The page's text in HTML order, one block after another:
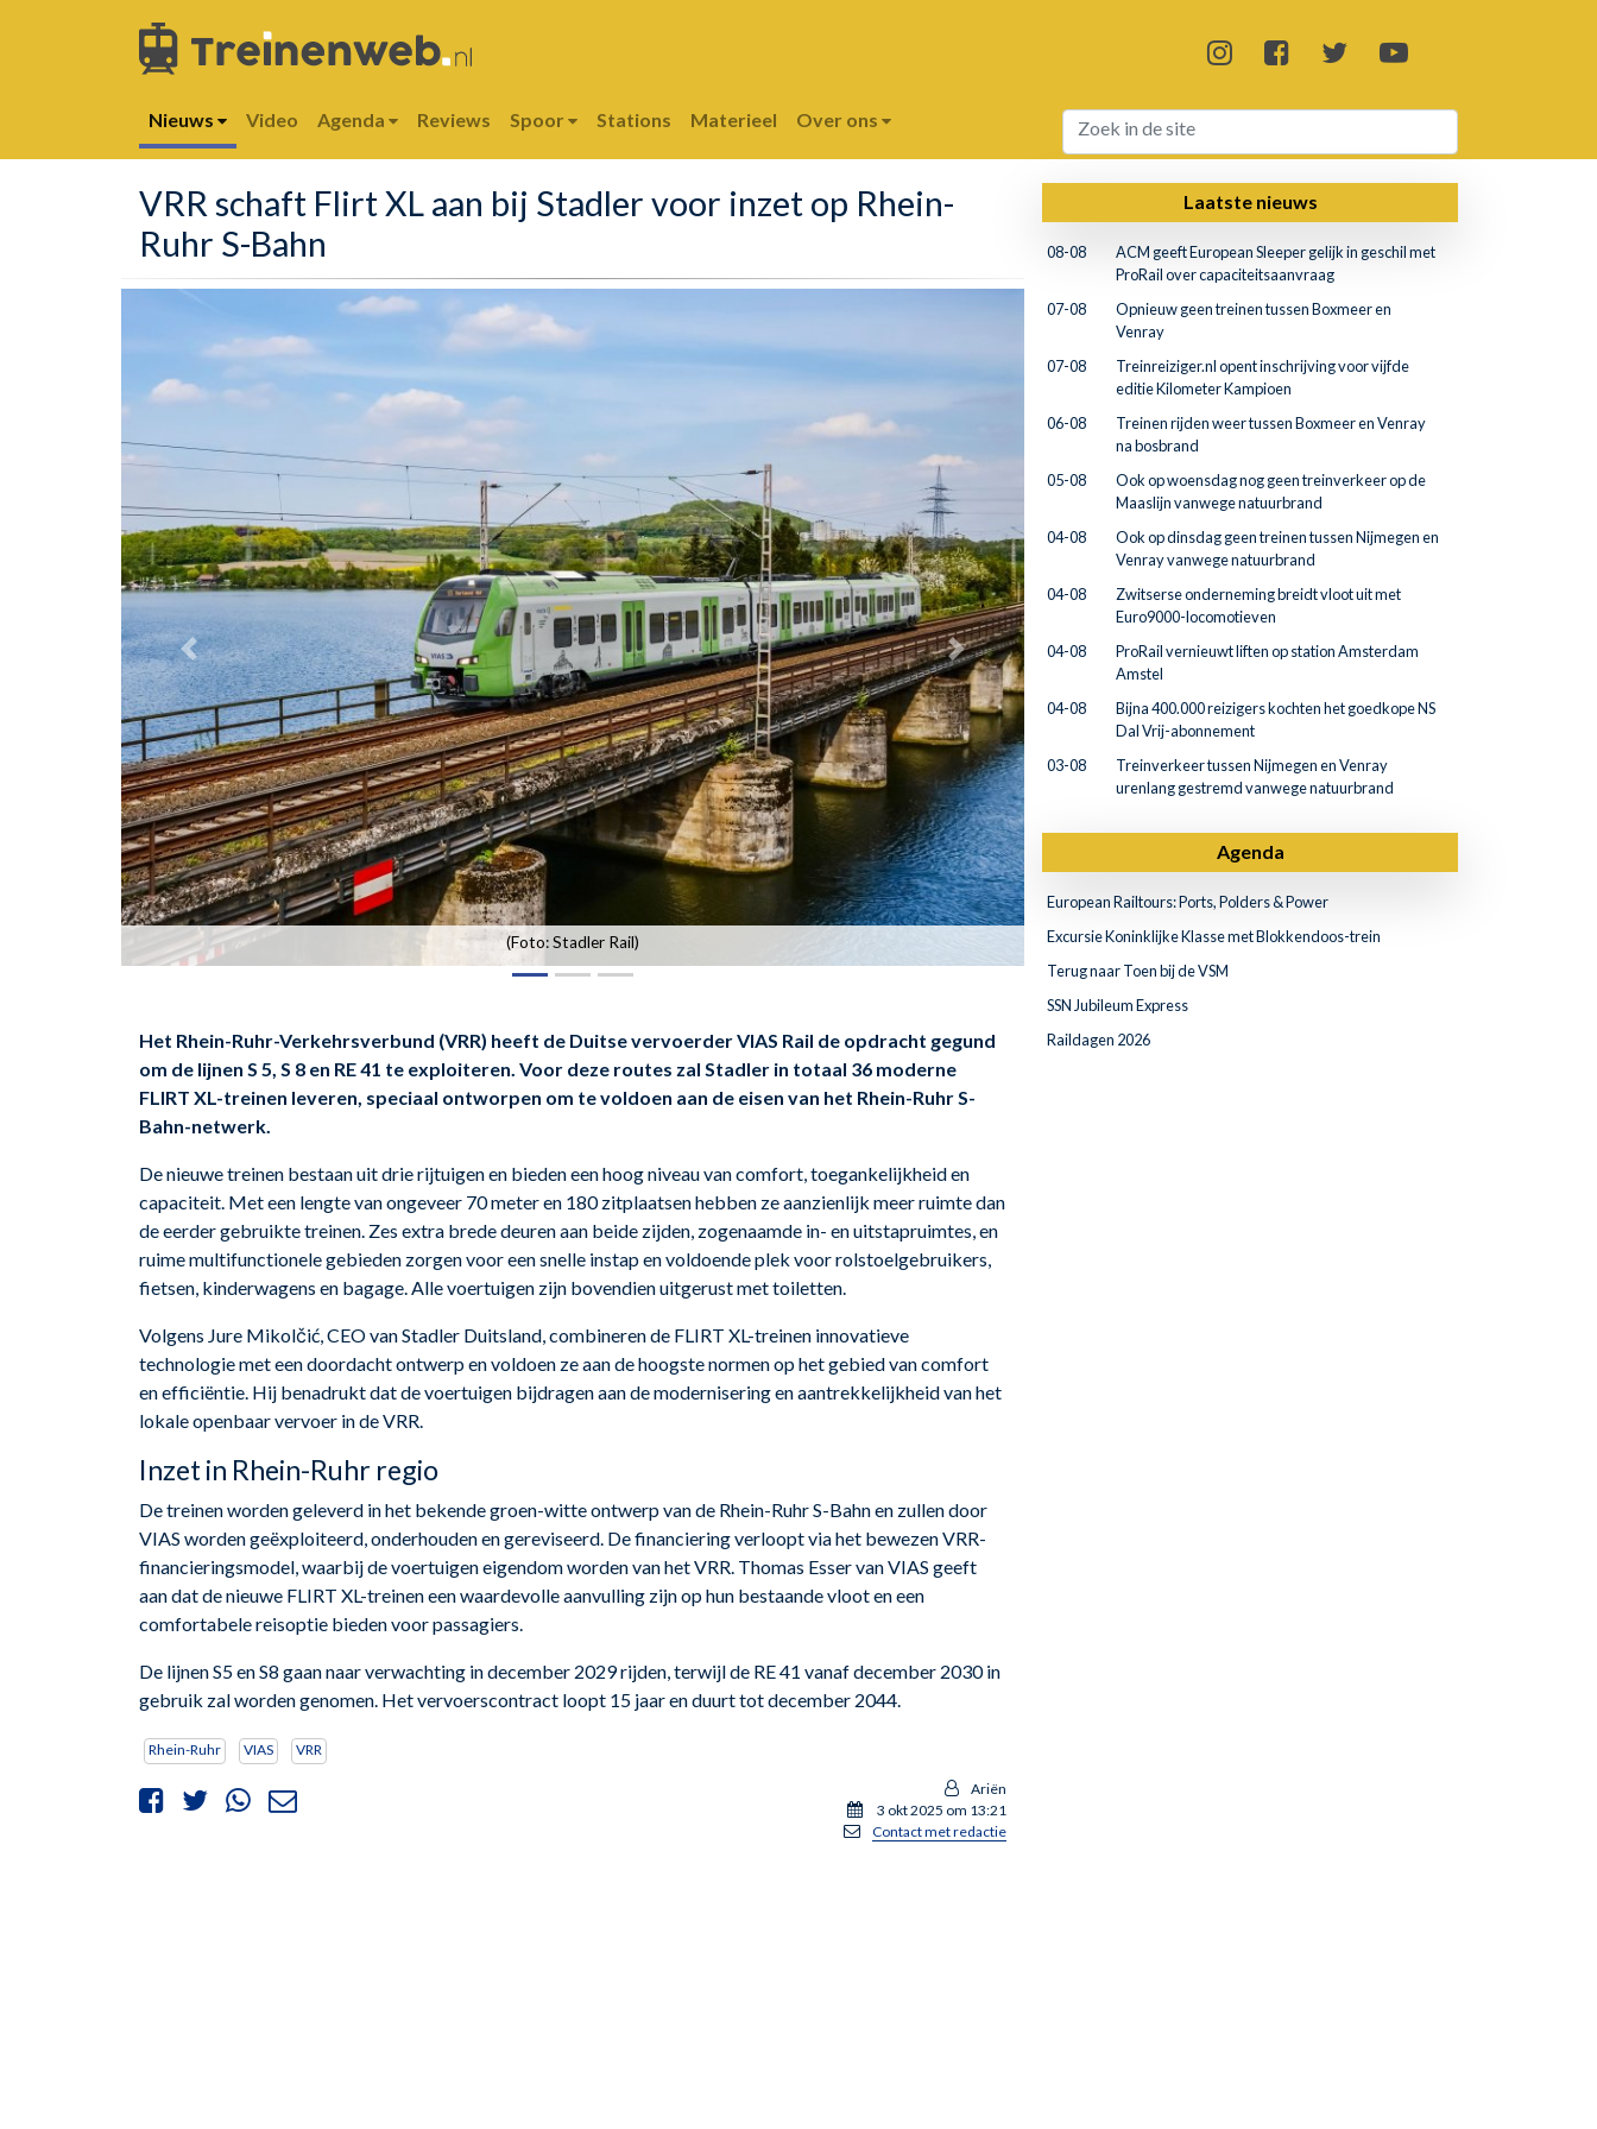
Nieuws Video Agenda Reviews Spoor Stations Materieel Over ons
VRR schaft Flirt XL aan bij Stadler voor inzet op Rhein-
Ruhr S-Bahn
(Foto: Stadler Rail)
Het Rhein-Ruhr-Verkehrsverbund (VRR) heeft de Duitse vervoerder VIAS Rail de opdracht gegund
om de lijnen S 5, S 8 en RE 41 te exploiteren. Voor deze routes zal Stadler in totaal 36 moderne
FLIRT XL-treinen leveren, speciaal ontworpen om te voldoen aan de eisen van het Rhein-Ruhr S-
Bahn-netwerk.
De nieuwe treinen bestaan uit drie rijtuigen en bieden een hoog niveau van comfort, toegankelijkheid en
capaciteit. Met een lengte van ongeveer 70 meter en 180 zitplaatsen hebben ze aanzienlijk meer ruimte dan
de eerder gebruikte treinen. Zes extra brede deuren aan beide zijden, zogenaamde in- en uitstapruimtes, en
ruime multifunctionele gebieden zorgen voor een snelle instap en voldoende plek voor rolstoelgebruikers,
fietsen, kinderwagens en bagage. Alle voertuigen zijn bovendien uitgerust met toiletten.
Volgens Jure Mikolčić, CEO van Stadler Duitsland, combineren de FLIRT XL-treinen innovatieve
technologie met een doordacht ontwerp en voldoen ze aan de hoogste normen op het gebied van comfort
en efficiëntie. Hij benadrukt dat de voertuigen bijdragen aan de modernisering en aantrekkelijkheid van het
lokale openbaar vervoer in de VRR.
Inzet in Rhein-Ruhr regio
De treinen worden geleverd in het bekende groen-witte ontwerp van de Rhein-Ruhr S-Bahn en zullen door
VIAS worden geëxploiteerd, onderhouden en gereviseerd. De financiering verloopt via het bewezen VRR-
financieringsmodel, waarbij de voertuigen eigendom worden van het VRR. Thomas Esser van VIAS geeft
aan dat de nieuwe FLIRT XL-treinen een waardevolle aanvulling zijn op hun bestaande vloot en een
comfortabele reisoptie bieden voor passagiers.
De lijnen S5 en S8 gaan naar verwachting in december 2029 rijden, terwijl de RE 41 vanaf december 2030 in
gebruik zal worden genomen. Het vervoerscontract loopt 15 jaar en duurt tot december 2044.
Rhein-Ruhr VIAS VRR
Ariën
3 okt 2025 om 13:21
Contact met redactie
Laatste nieuws
08-08
ACM geeft European Sleeper gelijk in geschil met
ProRail over capaciteitsaanvraag
07-08
Opnieuw geen treinen tussen Boxmeer en
Venray
07-08
Treinreiziger.nl opent inschrijving voor vijfde
editie Kilometer Kampioen
06-08
Treinen rijden weer tussen Boxmeer en Venray
na bosbrand
05-08
Ook op woensdag nog geen treinverkeer op de
Maaslijn vanwege natuurbrand
04-08
Ook op dinsdag geen treinen tussen Nijmegen en
Venray vanwege natuurbrand
04-08
Zwitserse onderneming breidt vloot uit met
Euro9000-locomotieven
04-08
ProRail vernieuwt liften op station Amsterdam
Amstel
04-08
Bijna 400.000 reizigers kochten het goedkope NS
Dal Vrij-abonnement
03-08
Treinverkeer tussen Nijmegen en Venray
urenlang gestremd vanwege natuurbrand
Agenda
European Railtours: Ports, Polders & Power
Excursie Koninklijke Klasse met Blokkendoos-trein
Terug naar Toen bij de VSM
SSN Jubileum Express
Raildagen 2026